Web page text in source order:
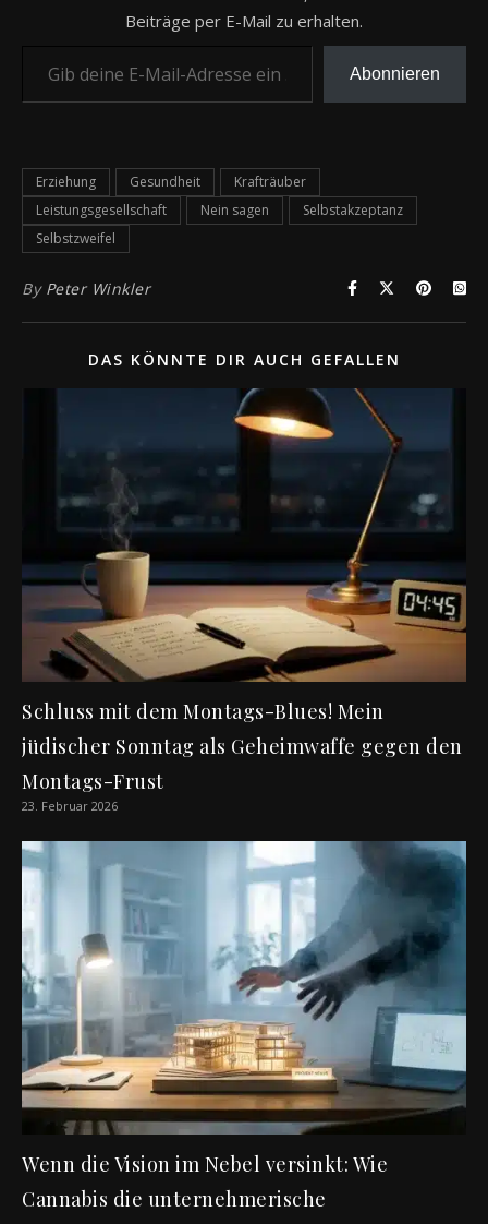
Beiträge per E-Mail zu erhalten.
Abonnieren
Erziehung Gesundheit
Krafträuber
Leistungsgesellschaft
Nein sagen
Selbstakzeptanz
Selbstzweifel
By Peter Winkler
DAS KÖNNTE DIR AUCH GEFALLEN
Schluss mit dem Montags-Blues! Mein
jüdischer Sonntag als Geheimwaffe gegen den
Montags-Frust
23. Februar 2026
Wenn die Vision im Nebel versinkt: Wie
Cannabis die unternehmerische